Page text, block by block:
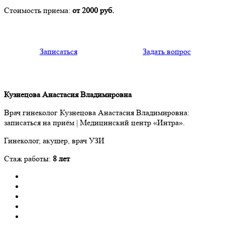
Стоимость приема: от 2000 руб.
Записаться Задать вопрос
Кузнецова Анастасия Владимировна
Врач гинеколог Кузнецова Анастасия Владимировна:
записаться на приём | Медицинский центр «Интра».
Гинеколог, акушер, врач УЗИ
Стаж работы: 8 лет